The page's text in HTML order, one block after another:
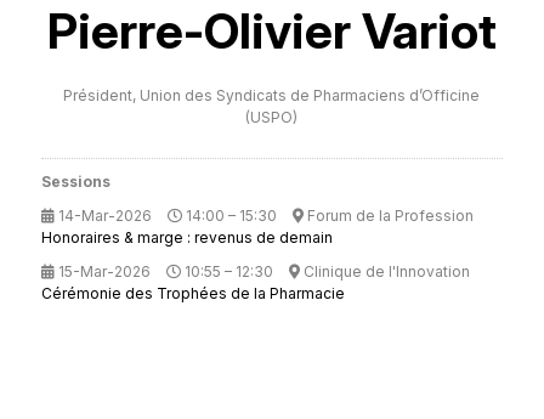
Pierre-Olivier Variot
Président, Union des Syndicats de Pharmaciens d’Officine
(USPO)
Sessions
14-Mar-2026
14:00 – 15:30
Forum de la Profession
Honoraires & marge : revenus de demain
15-Mar-2026
10:55 – 12:30
Clinique de l'Innovation
Cérémonie des Trophées de la Pharmacie